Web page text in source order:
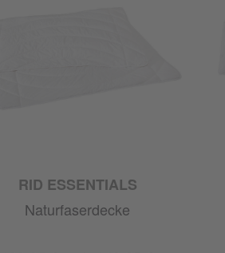
RID ESSENTIALS
Naturfaserdecke